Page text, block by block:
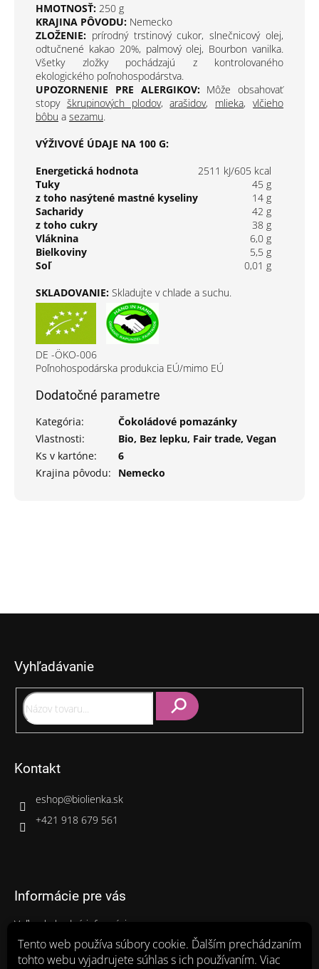
Tento web používa súbory cookie. Ďalším prechádzaním
tohto webu vyjadrujete súhlas s ich používaním. Viac
HMOTNOSŤ: 250 g
KRAJINA PÔVODU: Nemecko
ZLOŽENIE: prírodný trstinový cukor, slnečnicový olej,
odtučnené kakao 20%, palmový olej, Bourbon vanilka.
Všetky zložky pochádzajú z kontrolovaného
ekologického poľnohospodárstva.
UPOZORNENIE PRE ALERGIKOV:Môže obsahovať
stopy škrupinových plodov,arašidov, mlieka,vlčieho
bôbu a sezamu.
VÝŽIVOVÉ ÚDAJE NA 100 G:
Energetická hodnota
2511 kJ/605 kcal
Tuky
45 g
z toho nasýtené mastné kyseliny
14 g
Sacharidy
42 g
z toho cukry
38 g
Vláknina
6,0 g
Bielkoviny
5,5 g
Soľ
0,01 g
SKLADOVANIE: Skladujte v chlade a suchu.
DE -ÖKO-006
Poľnohospodárska produkcia EÚ/mimo EÚ
Dodatočné parametre
Kategória:
Čokoládové pomazánky
Vlastnosti:
Bio, Bez lepku, Fair trade, Vegan
Ks v kartóne:
6
Krajina pôvodu: Nemecko
Vyhľadávanie
Kontakt
eshop@biolienka.sk
+421 918 679 561
Informácie pre vás
Veľkoobchodné informácie
Gastro balenia
Ako nakupovať